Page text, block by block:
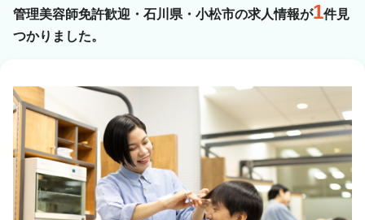
沿線・駅を選択 市区町村を選択
小松市
職種・ 技能ランク
美容師スタイリスト 美容師アシスタント
カラーリスト フロント・レセプション
ヘアメイク・美容部員 アイリスト
管理美容師免許歓迎・石川県・小松市の求人情報が1件見
つかりました。